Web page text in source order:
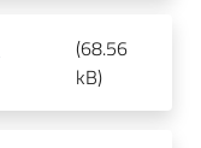
(68.56
kB)